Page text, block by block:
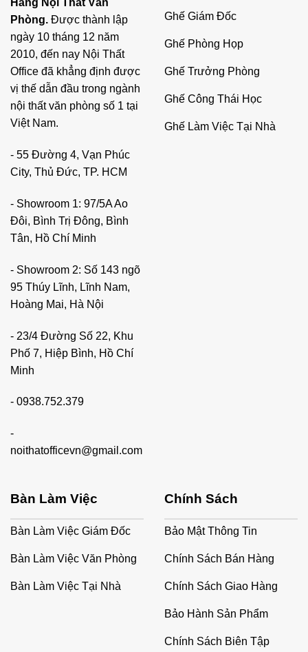
Hàng Nội Thất Văn
Phòng. Được thành lập
ngày 10 tháng 12 năm
2010, đến nay Nội Thất
Office đã khẳng định được
vị thế dẫn đầu trong ngành
nội thất văn phòng số 1 tại
Việt Nam.
- 55 Đường 4, Vạn Phúc
City, Thủ Đức, TP. HCM
- Showroom 1: 97/5A Ao
Đôi, Bình Trị Đông, Bình
Tân, Hồ Chí Minh
- Showroom 2: Số 143 ngõ
95 Thúy Lĩnh, Lĩnh Nam,
Hoàng Mai, Hà Nội
- 23/4 Đường Số 22, Khu
Phố 7, Hiệp Bình, Hồ Chí
Minh
- 0938.752.379
-
noithatofficevn@gmail.com
Ghế Giám Đốc
Ghế Phòng Họp
Ghế Trưởng Phòng
Ghế Công Thái Học
Ghế Làm Việc Tại Nhà
Bàn Làm Việc
Bàn Làm Việc Giám Đốc
Bàn Làm Việc Văn Phòng
Bàn Làm Việc Tại Nhà
Chính Sách
Bảo Mật Thông Tin
Chính Sách Bán Hàng
Chính Sách Giao Hàng
Bảo Hành Sản Phẩm
Chính Sách Biên Tập